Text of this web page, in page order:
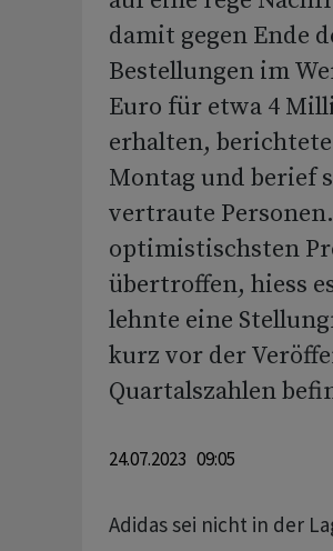
damit gegen Ende
Bestellungen im
Euro für etwa 4
erhalten,
Montag und berief
vertraute
optimistischsten
übertroffen, hiess
lehnte eine
kurz vor der
Quartalszahlen
24.07.2023 09:05
Adidas sei nicht in der